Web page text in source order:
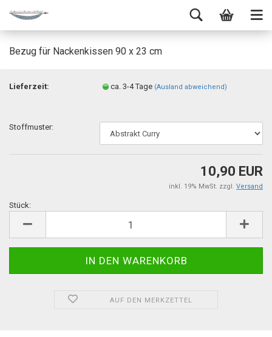
Bezug für Nackenkissen 90 x 23 cm
Lieferzeit: ca. 3-4 Tage (Ausland abweichend)
Stoffmuster:
10,90 EUR
inkl. 19% MwSt. zzgl. Versand
Stück:
AUF DEN MERKZETTEL